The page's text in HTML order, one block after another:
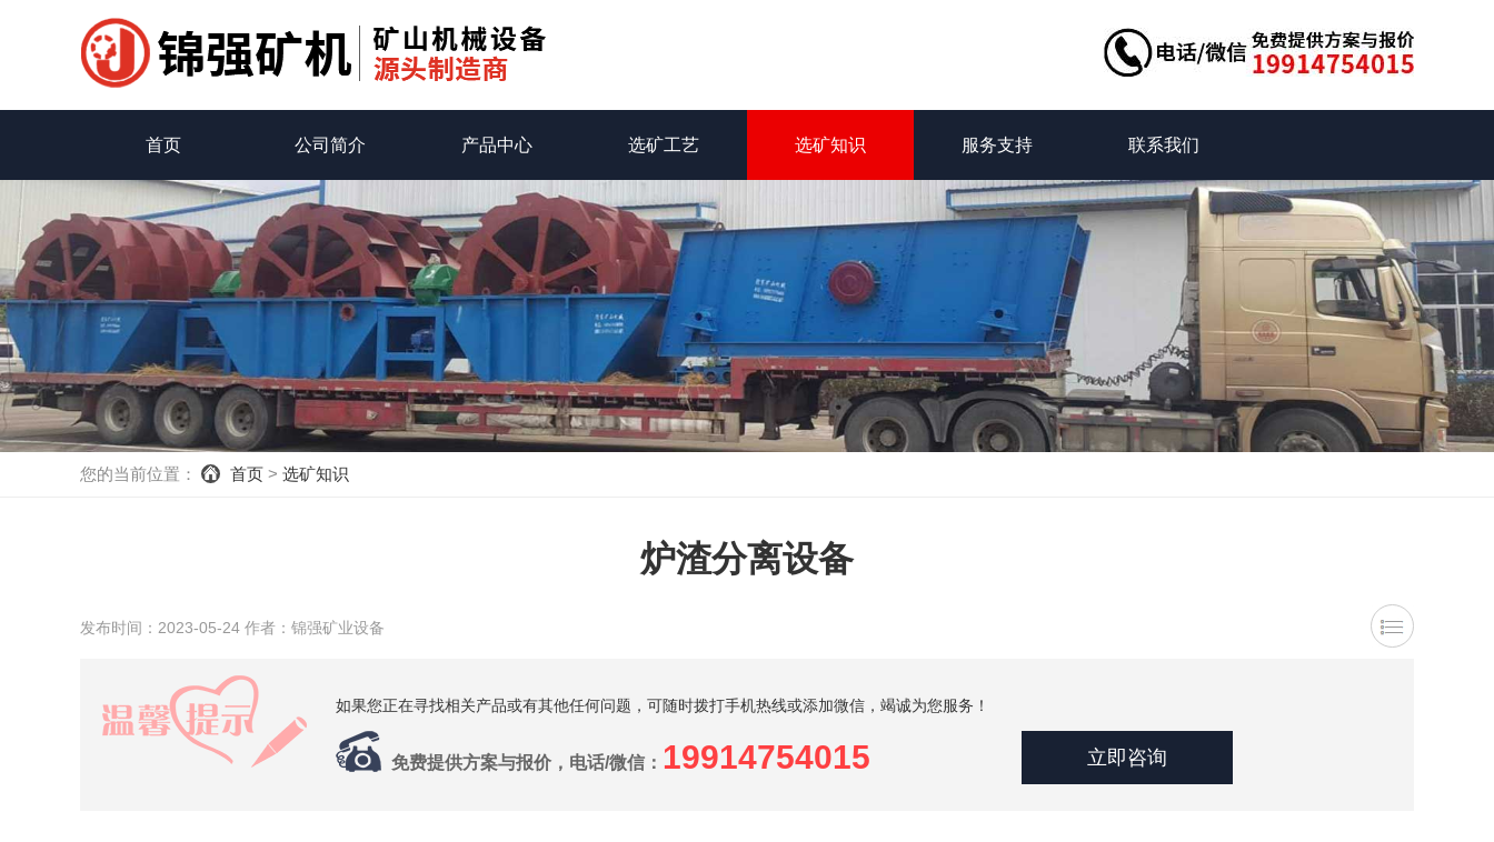
首页 公司简介 产品中心 选矿工艺 选矿知识 服务支持 联系我们
您的当前位置： 首页 > 选矿知识
炉渣分离设备
发布时间：2023-05-24 作者：锦强矿业设备
如果您正在寻找相关产品或有其他任何问题，可随时拨打手机热线或添加微信，竭诚为您服务！
免费提供方案与报价，电话/微信： 19914754015 立即咨询